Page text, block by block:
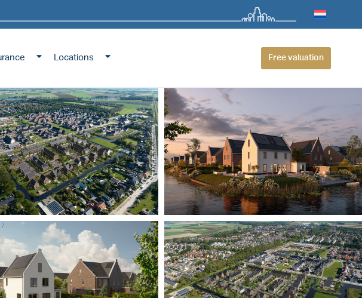
Locations Free valuation